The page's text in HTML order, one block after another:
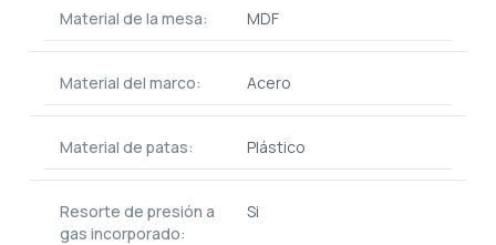
Material de la mesa: MDF
Material del marco: Acero
Material de patas: Plástico
Resorte de presión a
gas incorporado:
Si